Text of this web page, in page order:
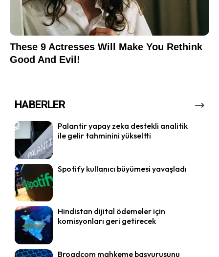
HABERLER
Palantir yapay zeka destekli analitik
ile gelir tahminini yükseltti
Spotify kullanıcı büyümesi yavaşladı
Hindistan dijital ödemeler için
komisyonları geri getirecek
Broadcom mahkeme başvurusunu